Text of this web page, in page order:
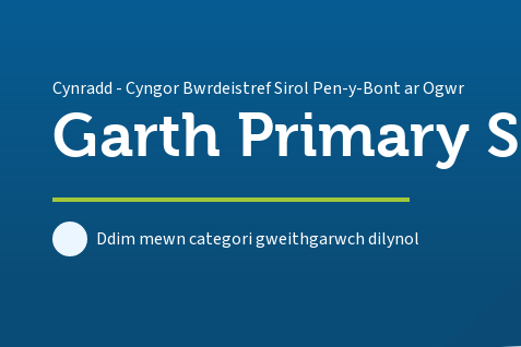
Cynradd -Cyngor Bwrdeistref Sirol Pen-y-Bont ar Ogwr
Garth Primary
Ddim mewn categori gweithgarwch dilynol